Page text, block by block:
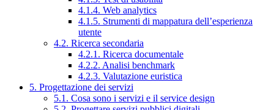
4.1.4. Web analytics
4.1.5. Strumenti di mappatura dell’esperienza
utente
4.2. Ricerca secondaria
4.2.1. Ricerca documentale
4.2.2. Analisi benchmark
4.2.3. Valutazione euristica
5. Progettazione dei servizi
5.1. Cosa sono i servizi e il service design